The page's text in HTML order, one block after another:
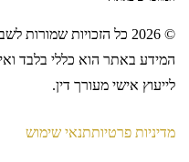
© 2026 כל הזכויות שמורות לשביל צדק
המידע באתר הוא כללי בלבד
לייעוץ אישי מעורך דין.
מדיניות פרטיותתנאי שימוש